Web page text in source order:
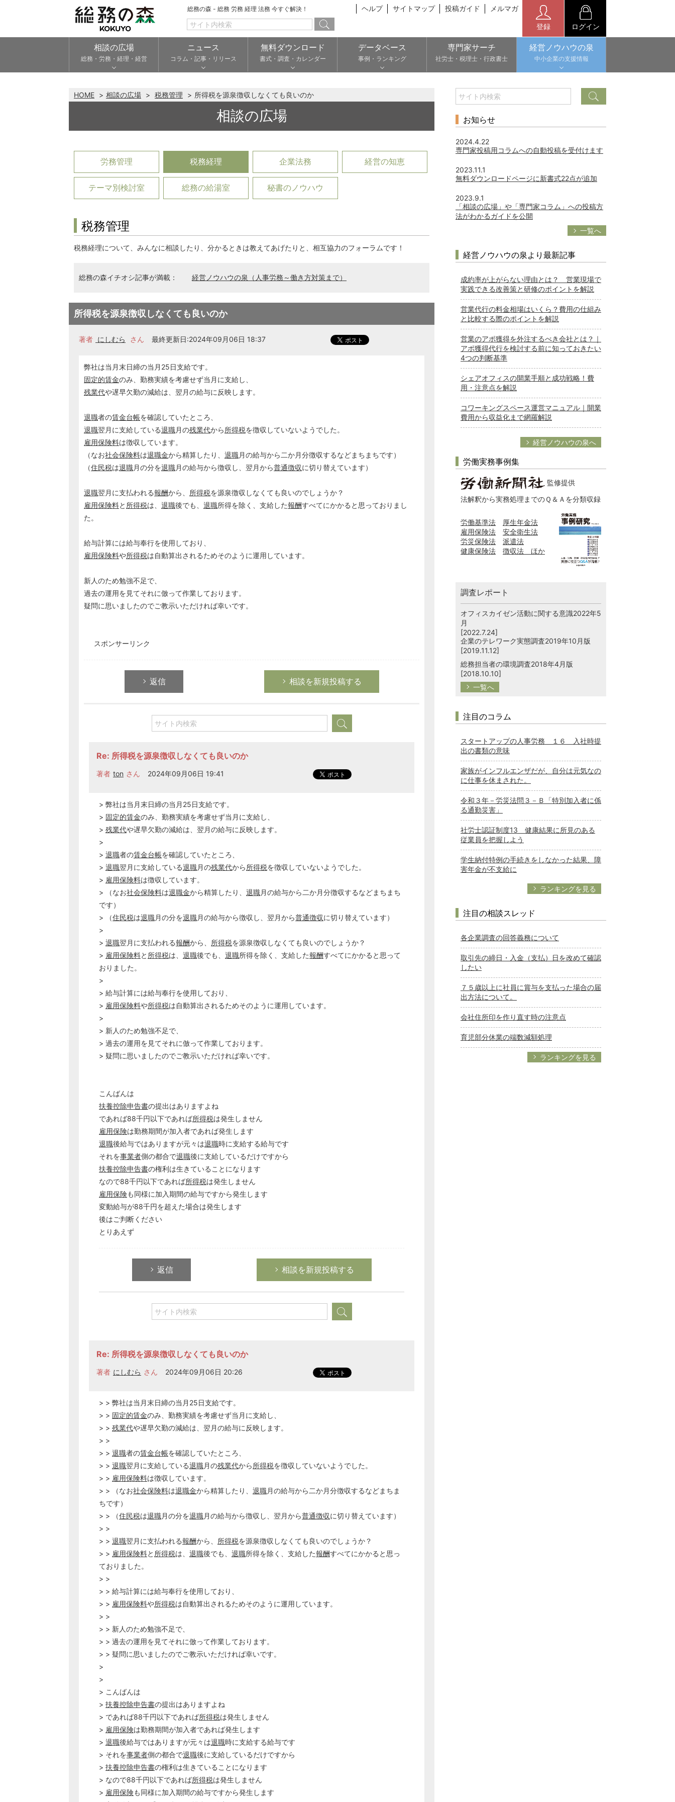
総務の森 - 総務 労務 経理 法務 今すぐ解決！ ヘルプ サイトマップ 投稿ガイド メルマガ
登録 ログイン
相談の広場
総務・労務・経理・経営
ニュース
コラム・記事・リリース
無料ダウンロード
書式・調査・カレンダー
データベース
事例・ランキング
専門家サーチ
社労士・税理士・行政書士
経営ノウハウの泉
中小企業の支援情報
HOME 相談の広場 税務管理 所得税を源泉徴収しなくても良いのか
相談の広場
労務管理 税務経理 企業法務 経営の知恵
テーマ別検討室 総務の給湯室 秘書のノウハウ
税務管理
税務経理について、みんなに相談したり、分かるときは教えてあげたりと、相互協力のフォーラムです！
総務の森イチオシ記事が満載： 経営ノウハウの泉（人事労務～働き方対策まで）
所得税を源泉徴収しなくても良いのか
著者 にしむら さん 最終更新日:2024年09月06日 18:37
弊社は当月末日締の当月25日支給です。
固定的賃金のみ、勤務実績を考慮せず当月に支給し、
残業代や遅早欠勤の減給は、翌月の給与に反映します。
退職者の賃金台帳を確認していたところ、
退職翌月に支給している退職月の残業代から所得税を徴収していないようでした。
雇用保険料は徴収しています。
（なお社会保険料は退職金から精算したり、 退職月の給与から二か月分徴収するなどまちまちです）
（住民税は退職月の分を退職月の給与から徴収し、翌月から普通徴収に切り替えています）
退職翌月に支払われる報酬から、 所得税を源泉徴収しなくても良いのでしょうか？
雇用保険料と 所得税は、 退職後でも、 退職所得を除く、支給した報酬すべてにかかると思っておりまし
た。
給与計算には給与奉行を使用しており、
雇用保険料や所得税は自動算出されるためそのように運用しています。
新人のため勉強不足で、
過去の運用を見てそれに倣って作業しております。
疑問に思いましたのでご教示いただければ幸いです。
スポンサーリンク
返信 相談を新規投稿する
Re: 所得税を源泉徴収しなくても良いのか
著者 ton さん 2024年09月06日 19:41
> 弊社は当月末日締の当月25日支給です。
> 固定的賃金のみ、勤務実績を考慮せず当月に支給し、
> 残業代や遅早欠勤の減給は、翌月の給与に反映します。
>
> 退職者の賃金台帳を確認していたところ、
> 退職翌月に支給している退職月の残業代から所得税を徴収していないようでした。
> 雇用保険料は徴収しています。
> （なお社会保険料は退職金から精算したり、 退職月の給与から二か月分徴収するなどまちまち
です）
> （住民税は退職月の分を退職月の給与から徴収し、翌月から普通徴収に切り替えています）
>
> 退職翌月に支払われる報酬から、 所得税を源泉徴収しなくても良いのでしょうか？
> 雇用保険料と 所得税は、 退職後でも、 退職所得を除く、支給した報酬すべてにかかると思って
おりました。
>
> 給与計算には給与奉行を使用しており、
> 雇用保険料や所得税は自動算出されるためそのように運用しています。
>
> 新人のため勉強不足で、
> 過去の運用を見てそれに倣って作業しております。
> 疑問に思いましたのでご教示いただければ幸いです。
こんばんは
扶養控除申告書の提出はありますよね
であれば88千円以下であれば所得税は発生しません
雇用保険は勤務期間が加入者であれば発生します
退職後給与ではありますが元々は退職時に支給する給与です
それを事業者側の都合で退職後に支給しているだけですから
扶養控除申告書の権利は生きていることになります
なので88千円以下であれば所得税は発生しません
雇用保険も同様に加入期間の給与ですから発生します
変動給与が88千円を超えた場合は発生します
後はご判断ください
とりあえず
返信 相談を新規投稿する
Re: 所得税を源泉徴収しなくても良いのか
著者 にしむら さん 2024年09月06日 20:26
> > 弊社は当月末日締の当月25日支給です。
> > 固定的賃金のみ、勤務実績を考慮せず当月に支給し、
> > 残業代や遅早欠勤の減給は、翌月の給与に反映します。
> >
> > 退職者の賃金台帳を確認していたところ、
> > 退職翌月に支給している退職月の残業代から所得税を徴収していないようでした。
> > 雇用保険料は徴収しています。
> > （なお社会保険料は退職金から精算したり、 退職月の給与から二か月分徴収するなどまちま
ちです）
> > （住民税は退職月の分を退職月の給与から徴収し、翌月から普通徴収に切り替えています）
> >
> > 退職翌月に支払われる報酬から、 所得税を源泉徴収しなくても良いのでしょうか？
> > 雇用保険料と 所得税は、 退職後でも、 退職所得を除く、支給した報酬すべてにかかると思っ
ておりました。
> >
> > 給与計算には給与奉行を使用しており、
> > 雇用保険料や所得税は自動算出されるためそのように運用しています。
> >
> > 新人のため勉強不足で、
> > 過去の運用を見てそれに倣って作業しております。
> > 疑問に思いましたのでご教示いただければ幸いです。
>
>
> こんばんは
> 扶養控除申告書の提出はありますよね
> であれば88千円以下であれば所得税は発生しません
> 雇用保険は勤務期間が加入者であれば発生します
> 退職後給与ではありますが元々は退職時に支給する給与です
> それを事業者側の都合で退職後に支給しているだけですから
> 扶養控除申告書の権利は生きていることになります
> なので88千円以下であれば所得税は発生しません
> 雇用保険も同様に加入期間の給与ですから発生します
お知らせ
2024.4.22
専門家投稿用コラムへの自動投稿を受付けます
2023.11.1
無料ダウンロードページに新書式22点が追加
2023.9.1
「相談の広場」や「専門家コラム」への投稿方
法がわかるガイドを公開
一覧へ
経営ノウハウの泉より最新記事
成約率が上がらない理由とは？ 営業現場で
実践できる改善策と研修のポイントを解説
営業代行の料金相場はいくら？費用の仕組み
と比較する際のポイントを解説
営業のアポ獲得を外注するべき会社とは？｜
アポ獲得代行を検討する前に知っておきたい
4つの判断基準
シェアオフィスの開業手順と成功戦略！費
用・注意点を解説
コワーキングスペース運営マニュアル｜開業
費用から収益化まで網羅解説
経営ノウハウの泉へ
労働実務事例集
監修提供
法解釈から実務処理までのＱ＆Ａを分類収録
労働基準法
厚生年金法
雇用保険法
安全衛生法
労災保険法
派遣法
健康保険法
徴収法 ほか
調査レポート
オフィスカイゼン活動に関する意識2022年5
月
[2022.7.24]
企業のテレワーク実態調査2019年10月版
[2019.11.12]
総務担当者の環境調査2018年4月版
[2018.10.10]
一覧へ
注目のコラム
スタートアップの人事労務 １６ 入社時提
出の書類の意味
家族がインフルエンザだが、自分は元気なの
に仕事を休まされた。
令和３年－労災法問３－Ｂ「特別加入者に係
る通勤災害」
社労士認証制度13 健康結果に所見のある
従業員を把握しよう
学生納付特例の手続きをしなかった結果、障
害年金が不支給に
ランキングを見る
注目の相談スレッド
各企業調査の回答義務について
取引先の締日・入金（支払）日を改めて確認
したい
７５歳以上に社員に賞与を支払った場合の届
出方法について。
会社住所印を作り直す時の注意点
育児部分休業の端数減額処理
ランキングを見る